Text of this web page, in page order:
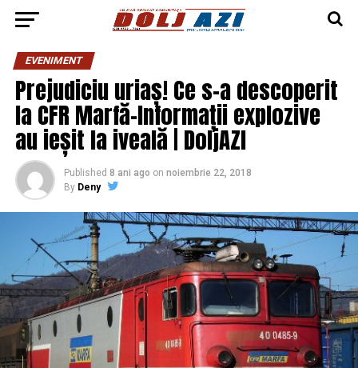
EVENIMENT
Prejudiciu uriaș! Ce s-a descoperit
la CFR Marfă-Informații explozive
au ieșit la iveală | DoljAZI
Published 8 ani ago on noiembrie 22, 2018
By Deny